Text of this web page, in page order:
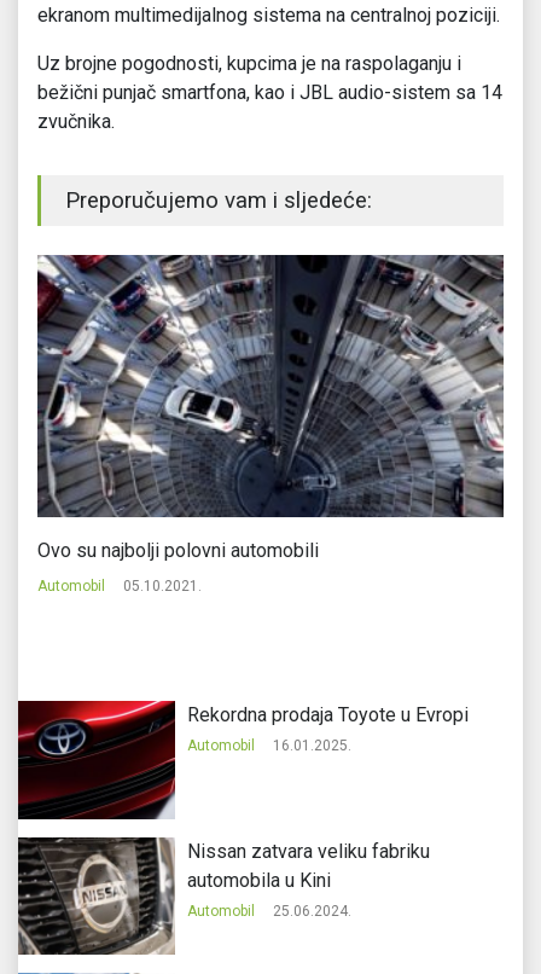
ekranom multimedijalnog sistema na centralnoj poziciji.
Uz brojne pogodnosti, kupcima je na raspolaganju i
bežični punjač smartfona, kao i JBL audio-sistem sa 14
zvučnika.
Preporučujemo vam i sljedeće:
Ovo su najbolji polovni automobili
Automobil 05.10.2021.
Rekordna prodaja Toyote u Evropi
Automobil 16.01.2025.
Nissan zatvara veliku fabriku
automobila u Kini
Automobil 25.06.2024.